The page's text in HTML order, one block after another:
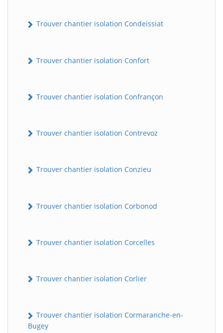
Trouver chantier isolation Condeissiat
Trouver chantier isolation Confort
Trouver chantier isolation Confrançon
Trouver chantier isolation Contrevoz
Trouver chantier isolation Conzieu
Trouver chantier isolation Corbonod
Trouver chantier isolation Corcelles
Trouver chantier isolation Corlier
Trouver chantier isolation Cormaranche-en-
Bugey
Assistant en ligne